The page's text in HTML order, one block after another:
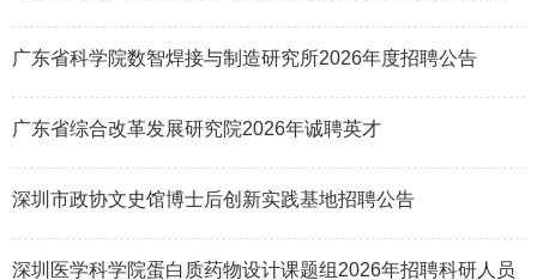
广东省科学院数智焊接与制造研究所2026年度招聘公告
广东省综合改革发展研究院2026年诚聘英才
深圳市政协文史馆博士后创新实践基地招聘公告
深圳医学科学院蛋白质药物设计课题组2026年招聘科研人员